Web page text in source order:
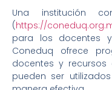
Una institución
(https://
para los docentes
Coneduq ofrece
docentes y
pueden ser